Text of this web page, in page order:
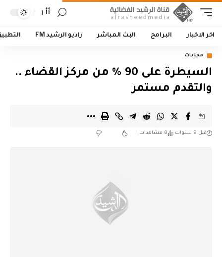
أأ
اخر الاخبار البرامج البث المباشر راديو الرشيد FM
محليات
السيطرة على 90 % من مركز القضاء ..
والتقدم مستمر
قبل 9 سنوات 8 مشاهدات